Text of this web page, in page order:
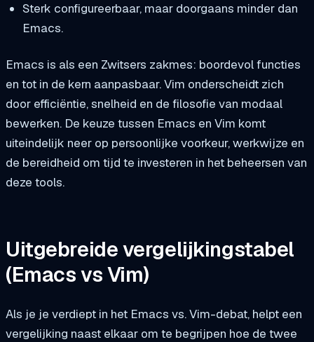
Sterk configureerbaar, maar doorgaans minder dan
Emacs.
Emacs is als een Zwitsers zakmes: boordevol functies
en tot in de kern aanpasbaar. Vim onderscheidt zich
door efficiëntie, snelheid en de filosofie van modaal
bewerken. De keuze tussen Emacs en Vim komt
uiteindelijk neer op persoonlijke voorkeur, werkwijze en
de bereidheid om tijd te investeren in het beheersen van
deze tools.
Uitgebreide vergelijkingstabel
(Emacs vs Vim)
Als je je verdiept in het Emacs vs. Vim-debat, helpt een
vergelijking naast elkaar om te begrijpen hoe de twee